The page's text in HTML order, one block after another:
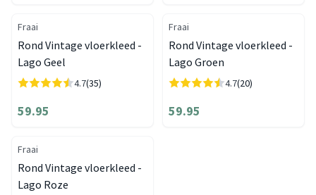
Fraai
Rond Vintage vloerkleed -
Lago Geel
4.7(35)
59.95
Fraai
Rond Vintage vloerkleed -
Lago Groen
4.7(20)
59.95
Fraai
Rond Vintage vloerkleed -
Lago Roze